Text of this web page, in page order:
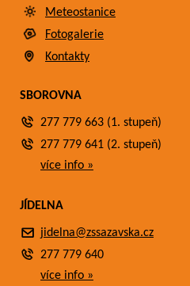
Meteostanice
Fotogalerie
Kontakty
SBOROVNA
277 779 663 (1. stupeň)
277 779 641 (2. stupeň)
více info »
JÍDELNA
jidelna@zssazavska.cz
277 779 640
více info »